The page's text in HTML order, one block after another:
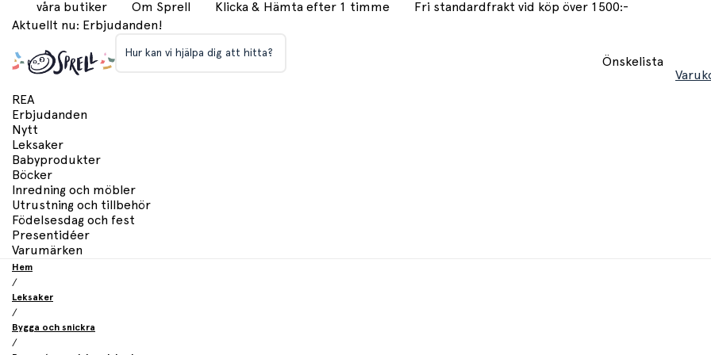
våra butiker Om Sprell Klicka & Hämta efter 1 timme
Fri standardfrakt vid köp över 1500:-
Aktuellt nu: Erbjudanden!
Hur kan vi hjälpa dig att hitta?
Önskelista
REA
Erbjudanden
Nytt
Leksaker
Babyprodukter
Böcker
Inredning och möbler
Utrustning och tillbehör
Födelsesdag och fest
Presentidéer
Varumärken
Hem
/
Leksaker
/
Bygga och snickra
/